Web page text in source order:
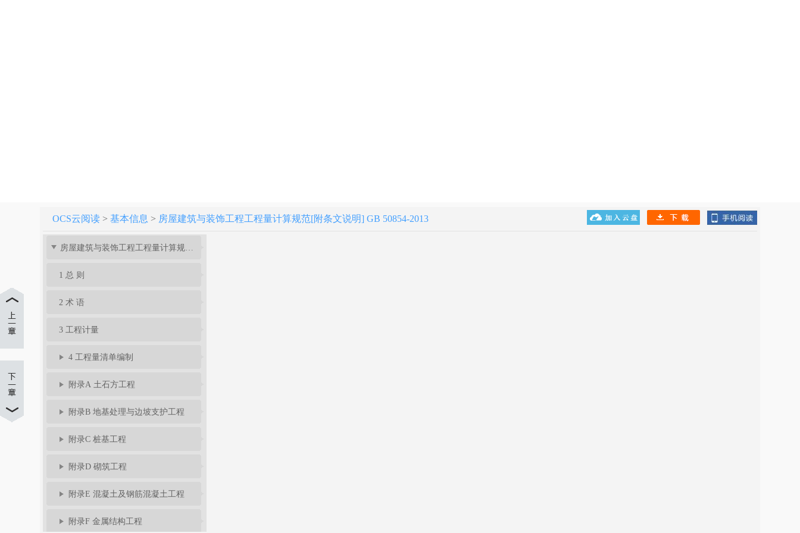
OCS云阅读 > 基本信息 > 房屋建筑与装饰工程工程量计算规范[附条文说明] GB 50854-2013
房屋建筑与装饰工程工程量计算规范[附条文说明] GB 50854-2013
1 总 则
2 术 语
3 工程计量
4 工程量清单编制
附录A 土石方工程
附录B 地基处理与边坡支护工程
附录C 桩基工程
附录D 砌筑工程
附录E 混凝土及钢筋混凝土工程
附录F 金属结构工程